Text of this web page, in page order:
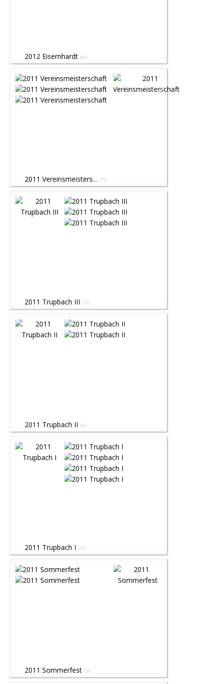
2012 Eisernhardt (84)
2011 Vereinsmeisters... (77)
2011 Trupbach III (27)
2011 Trupbach II (40)
2011 Trupbach I (77)
2011 Sommerfest (70)